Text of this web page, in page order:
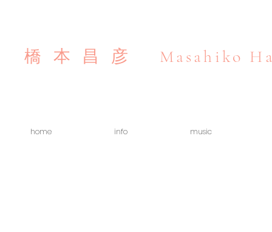
橋本昌彦 Masahiko
home info music